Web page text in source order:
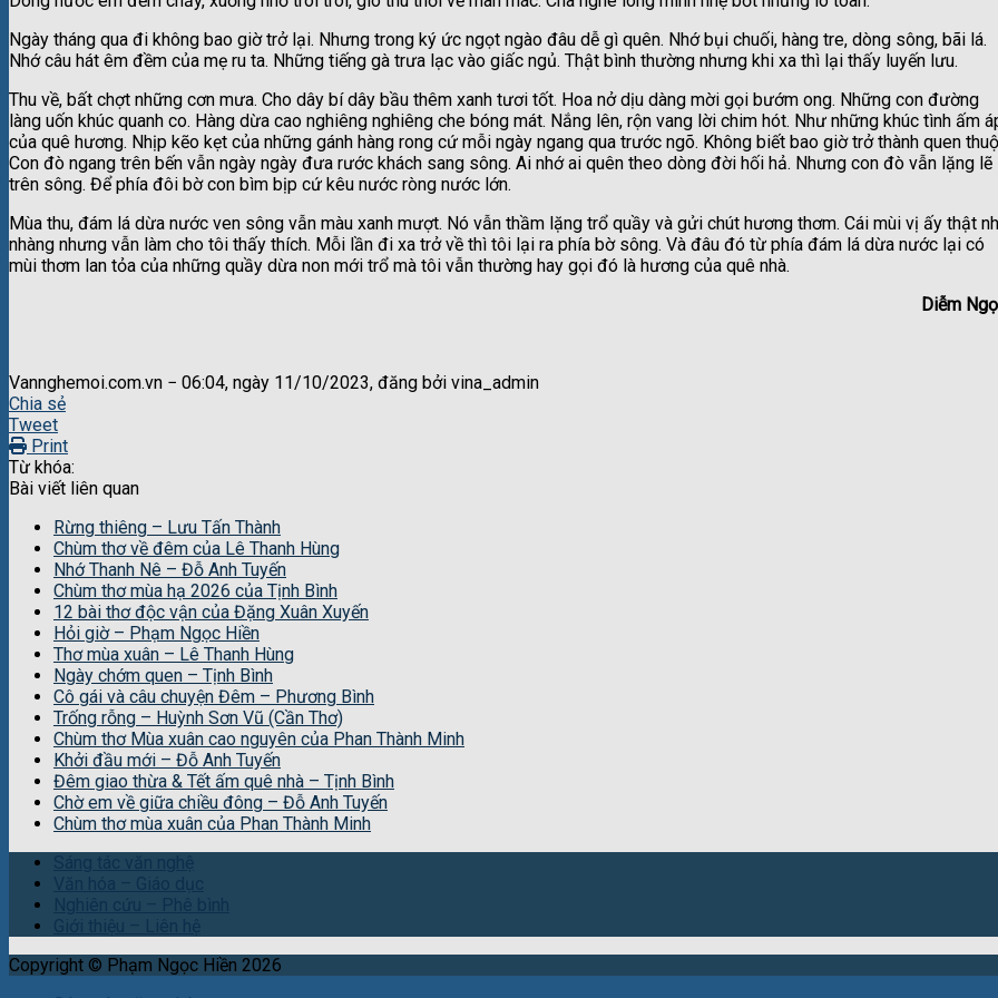
Ngày tháng qua đi không bao giờ trở lại. Nhưng trong ký ức ngọt ngào đâu dễ gì quên. Nhớ bụi chuối, hàng tre, dòng sông, bãi lá.
Nhớ câu hát êm đềm của mẹ ru ta. Những tiếng gà trưa lạc vào giấc ngủ. Thật bình thường nhưng khi xa thì lại thấy luyến lưu.
Thu về, bất chợt những cơn mưa. Cho dây bí dây bầu thêm xanh tươi tốt. Hoa nở dịu dàng mời gọi bướm ong. Những con đường
làng uốn khúc quanh co. Hàng dừa cao nghiêng nghiêng che bóng mát. Nắng lên, rộn vang lời chim hót. Như những khúc tình ấm
của quê hương. Nhịp kẽo kẹt của những gánh hàng rong cứ mỗi ngày ngang qua trước ngõ. Không biết bao giờ trở thành quen
Con đò ngang trên bến vẫn ngày ngày đưa rước khách sang sông. Ai nhớ ai quên theo dòng đời hối hả. Nhưng con đò vẫn lặng lẽ
trên sông. Để phía đôi bờ con bìm bịp cứ kêu nước ròng nước lớn.
Mùa thu, đám lá dừa nước ven sông vẫn màu xanh mượt. Nó vẫn thầm lặng trổ quầy và gửi chút hương thơm. Cái mùi vị ấy thật
nhàng nhưng vẫn làm cho tôi thấy thích. Mỗi lần đi xa trở về thì tôi lại ra phía bờ sông. Và đâu đó từ phía đám lá dừa nước lại có
mùi thơm lan tỏa của những quầy dừa non mới trổ mà tôi vẫn thường hay gọi đó là hương của quê nhà.
Diễm
Vannghemoi.com.vn − 06:04, ngày 11/10/2023, đăng bởi vina_admin
Chia sẻ
Tweet
Print
Từ khóa:
Bài viết liên quan
Rừng thiêng – Lưu Tấn Thành
Chùm thơ về đêm của Lê Thanh Hùng
Nhớ Thanh Nê – Đỗ Anh Tuyến
Chùm thơ mùa hạ 2026 của Tịnh Bình
12 bài thơ độc vận của Đặng Xuân Xuyến
Hỏi giờ – Phạm Ngọc Hiền
Thơ mùa xuân – Lê Thanh Hùng
Ngày chớm quen – Tịnh Bình
Cô gái và câu chuyện Đêm – Phương Bình
Trống rỗng – Huỳnh Sơn Vũ (Cần Thơ)
Chùm thơ Mùa xuân cao nguyên của Phan Thành Minh
Khởi đầu mới – Đỗ Anh Tuyến
Đêm giao thừa & Tết ấm quê nhà – Tịnh Bình
Chờ em về giữa chiều đông – Đỗ Anh Tuyến
Chùm thơ mùa xuân của Phan Thành Minh
Copyright © Phạm Ngọc Hiền 2026